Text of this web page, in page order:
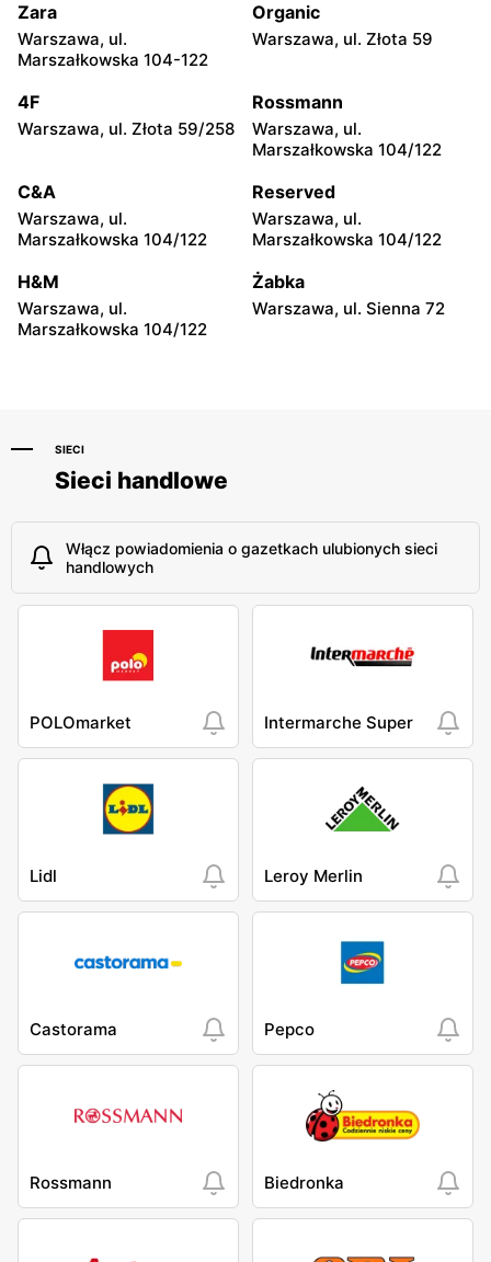
Górki, ul. Górki 71
Gumniska, ul. Gumniska
157C
Iwierzyce, ul. Iwierzyce
152A
Tczew, ul. Franciszka Żwirki
61
Hyżne, ul. Hyżne 100 Jarosław, ul. Pełkińska 147
moje sklepy moje sklepy
Zara
Warszawa, ul.
Marszałkowska 104-122
Organic
Warszawa, ul. Złota 59
4F
Warszawa, ul. Złota 59/258
Rossmann
Warszawa, ul.
Marszałkowska 104/122
C&A
Warszawa, ul.
Marszałkowska 104/122
Reserved
Warszawa, ul.
Marszałkowska 104/122
H&M
Warszawa, ul.
Marszałkowska 104/122
Żabka
Warszawa, ul. Sienna 72
SIECI
Sieci handlowe
Włącz powiadomienia o gazetkach ulubionych sieci
handlowych
POLOmarket Intermarche Super
Lidl Leroy Merlin
Castorama Pepco
Rossmann Biedronka